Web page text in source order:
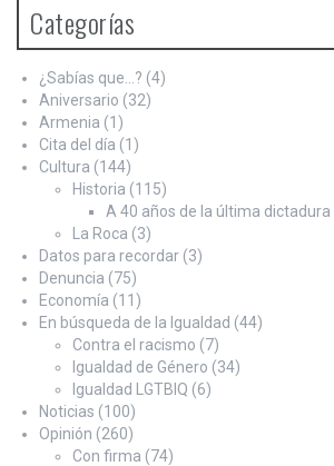
Categorías
¿Sabías que…? (4)
Aniversario (32)
Armenia (1)
Cita del día (1)
Cultura (144)
Historia (115)
A 40 años de la última dictadura
La Roca (3)
Datos para recordar (3)
Denuncia (75)
Economía (11)
En búsqueda de la Igualdad (44)
Contra el racismo (7)
Igualdad de Género (34)
Igualdad LGTBIQ (6)
Noticias (100)
Opinión (260)
Con firma (74)